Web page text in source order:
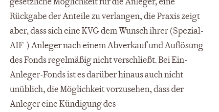
Rückgabe der Anteile zu verlangen, die Praxis zeigt
aber, dass sich eine KVG dem Wunsch ihrer (Spezial-
AIF-) Anleger nach einem Abverkauf und Auflösung
des Fonds regelmäßig nicht verschließt. Bei Ein-
Anleger-Fonds ist es darüber hinaus auch nicht
unüblich, die Möglichkeit vorzusehen, dass der
Anleger eine Kündigung des